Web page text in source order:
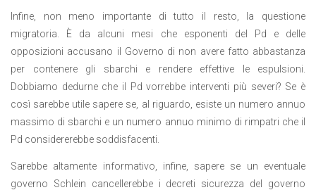
Infine, non meno importante di tutto il resto, la questione
migratoria. È da alcuni mesi che esponenti del Pd e delle
opposizioni accusano il Governo di non avere fatto abbastanza
per contenere gli sbarchi e rendere effettive le espulsioni.
Dobbiamo dedurne che il Pd vorrebbe interventi più severi? Se è
così sarebbe utile sapere se, al riguardo, esiste un numero annuo
massimo di sbarchi e un numero annuo minimo di rimpatri che il
Pd considererebbe soddisfacenti.
Sarebbe altamente informativo, infine, sapere se un eventuale
governo Schlein cancellerebbe i decreti sicurezza del governo